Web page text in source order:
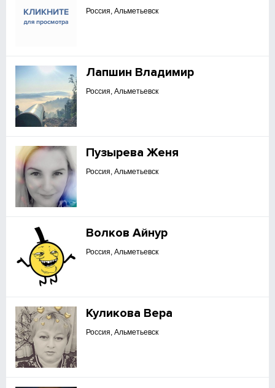
Россия, Альметьевск
Лапшин Владимир
Россия, Альметьевск
Пузырева Женя
Россия, Альметьевск
Волков Айнур
Россия, Альметьевск
Куликова Вера
Россия, Альметьевск